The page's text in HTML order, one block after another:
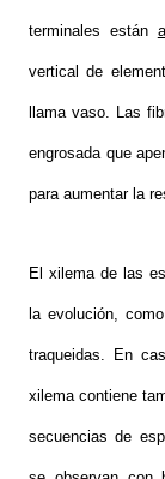
terminales están
vertical de
llama vaso. Las
engrosada que
para aumentar la
El xilema de las
la evolución,
traqueidas. En
xilema contiene
secuencias de